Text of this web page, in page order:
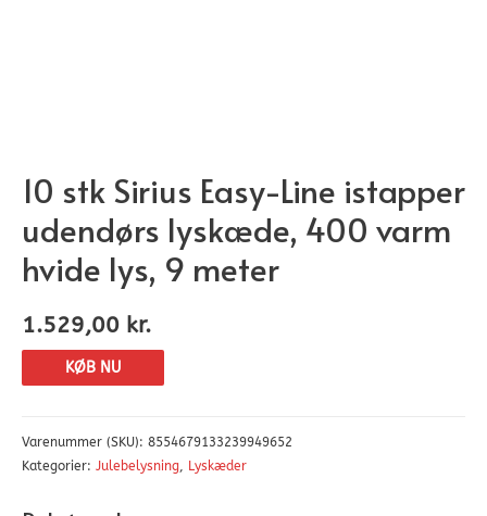
10 stk Sirius Easy-Line istapper
udendørs lyskæde, 400 varm
hvide lys, 9 meter
1.529,00 kr.
KØB NU
Varenummer (SKU): 8554679133239949652
Kategorier: Julebelysning, Lyskæder